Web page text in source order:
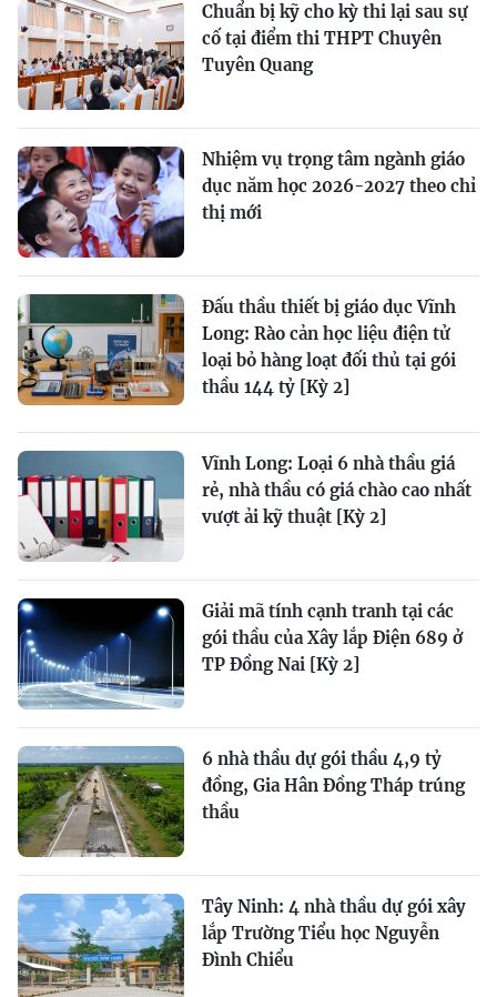
Chuẩn bị kỹ cho kỳ thi lại sau sự
cố tại điểm thi THPT Chuyên
Tuyên Quang
Nhiệm vụ trọng tâm ngành giáo
dục năm học 2026-2027 theo chỉ
thị mới
Đấu thầu thiết bị giáo dục Vĩnh
Long: Rào cản học liệu điện tử
loại bỏ hàng loạt đối thủ tại gói
thầu 144 tỷ [Kỳ 2]
Vĩnh Long: Loại 6 nhà thầu giá
rẻ, nhà thầu có giá chào cao nhất
vượt ải kỹ thuật [Kỳ 2]
Giải mã tính cạnh tranh tại các
gói thầu của Xây lắp Điện 689 ở
TP Đồng Nai [Kỳ 2]
6 nhà thầu dự gói thầu 4,9 tỷ
đồng, Gia Hân Đồng Tháp trúng
thầu
Tây Ninh: 4 nhà thầu dự gói xây
lắp Trường Tiểu học Nguyễn
Đình Chiểu